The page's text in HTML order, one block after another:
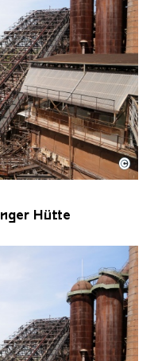
Völklinger Hütte
Hütte | Karl
©
Hütte